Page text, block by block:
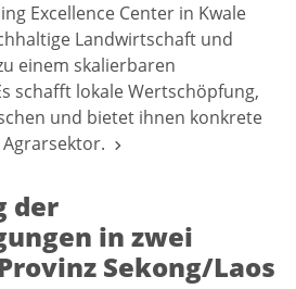
Excellence Center in Kwale
Landwirtschaft und
einem skalierbaren
schafft lokale Wertschöpfung,
und bietet ihnen konkrete
der
in zwei
Sekong/Laos